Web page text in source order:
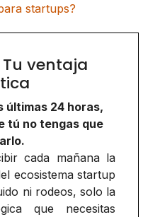
startups?
Tu ventaja
últimas 24 horas,
tú no tengas que
cada mañana la
ecosistema startup
ni rodeos, solo la
que necesitas